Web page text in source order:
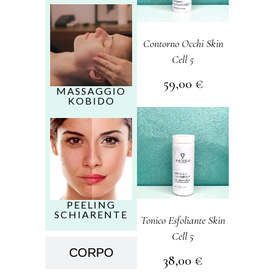
CORPO
MASSAGGIO
KOBIDO
PEELING
SCHIARENTE
Contorno Occhi Skin
Cell 5
59,00 €
Tonico Esfoliante Skin
Cell 5
38,00 €